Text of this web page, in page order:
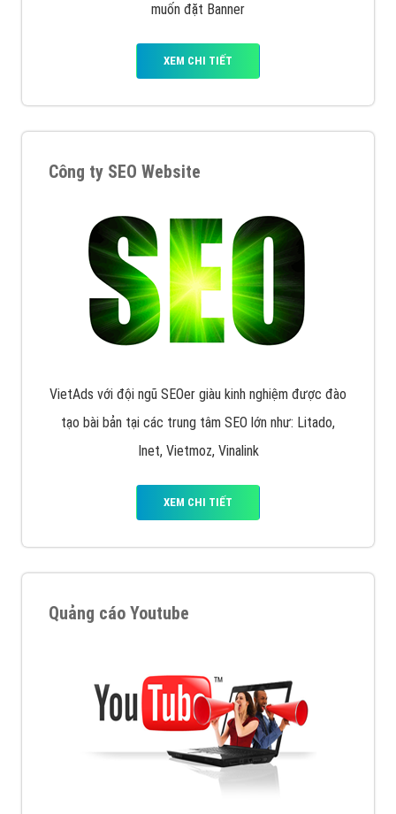
muốn đặt Banner
XEM CHI TIẾT
Công ty SEO Website
VietAds với đội ngũ SEOer giàu kinh nghiệm được đào
tạo bài bản tại các trung tâm SEO lớn như: Litado,
Inet, Vietmoz, Vinalink
XEM CHI TIẾT
Quảng cáo Youtube